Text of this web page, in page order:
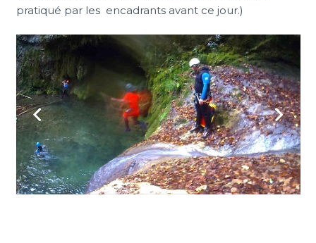
pratiqué par les encadrants avant ce jour.)